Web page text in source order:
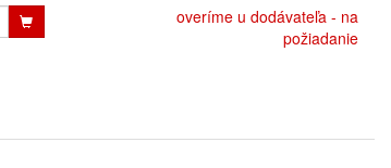
overíme u dodávateľa - na
požiadanie